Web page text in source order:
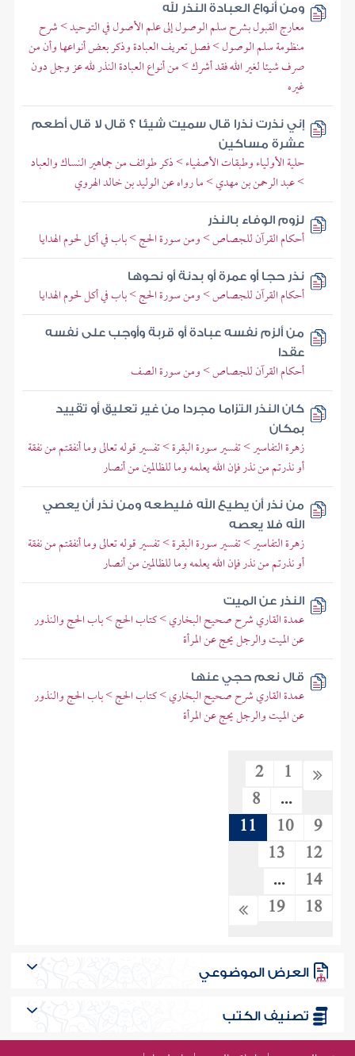
ومن أنواع العبادة النذر لله
معارج القبول بشرح سلم الوصول إلى علم الأصول في التوحيد > شرح
منظومة سلم الوصول > فصل تعريف العبادة وذكر بعض أنواعها وأن من
صرف شيئا لغير الله فقد أشرك > من أنواع العبادة النذر لله عز وجل دون
غيره
إني نذرت نذرا قال سميت شيئا ؟ قال لا قال أطعم
عشرة مساكين
حلية الأولياء وطبقات الأصفياء > ذكر طوائف من جماهير النساك والعباد
> عبد الرحمن بن مهدي > ما رواه عن الوليد بن خالد الهروي
لزوم الوفاء بالنذر
أحكام القرآن للجصاص > ومن سورة الحج > باب في أكل لحوم الهدايا
نذر حجا أو عمرة أو بدنة أو نحوها
أحكام القرآن للجصاص > ومن سورة الحج > باب في أكل لحوم الهدايا
من ألزم نفسه عبادة أو قربة وأوجب على نفسه
عقدا
أحكام القرآن للجصاص > ومن سورة الصف
كان النذر التزاما مجردا من غير تعليق أو تقييد
بمكان
زهرة التفاسير > تفسير سورة البقرة > تفسير قوله تعالى وما أنفقتم من نفقة
أو نذرتم من نذر فإن الله يعلمه وما للظالمين من أنصار
من نذر أن يطيع الله فليطعه ومن نذر أن يعصي
الله فلا يعصه
زهرة التفاسير > تفسير سورة البقرة > تفسير قوله تعالى وما أنفقتم من نفقة
أو نذرتم من نذر فإن الله يعلمه وما للظالمين من أنصار
النذر عن الميت
عمدة القاري شرح صحيح البخاري > كتاب الحج > باب الحج والنذور
عن الميت والرجل يحج عن المرأة
قال نعم حجي عنها
عمدة القاري شرح صحيح البخاري > كتاب الحج > باب الحج والنذور
عن الميت والرجل يحج عن المرأة
1
2
...
8
9
10
11
12
13
14
...
18
19
العرض الموضوعي
تصنيف الكتب